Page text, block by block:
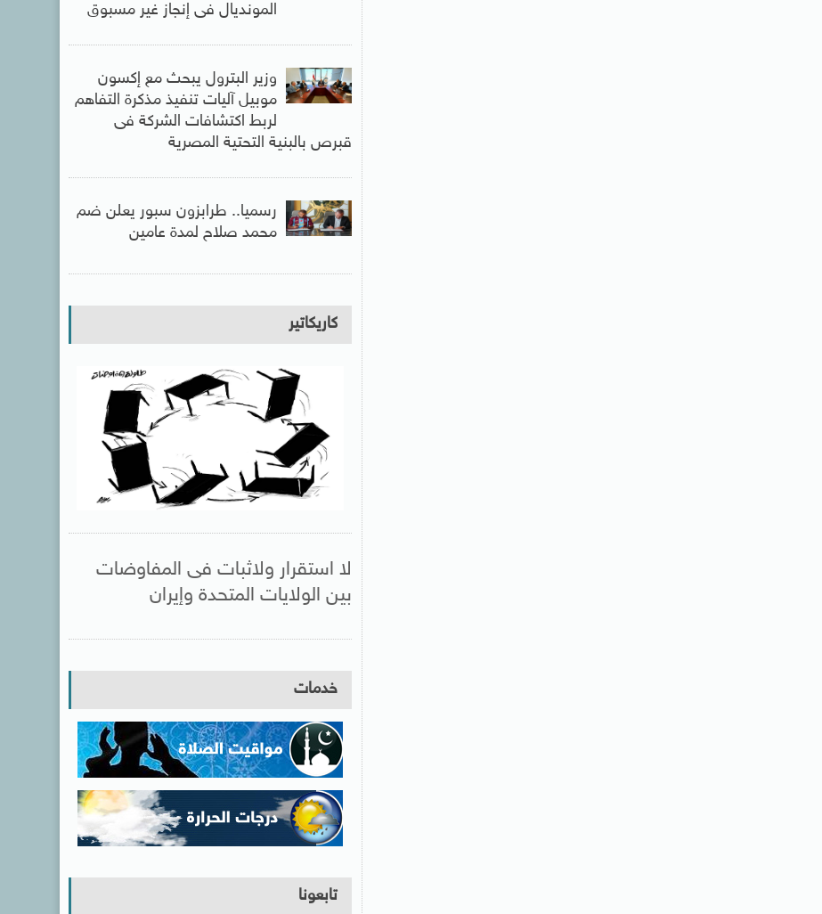
المونديال فى إنجاز غير مسبوق
وزير البترول يبحث مع إكسون
موبيل آليات تنفيذ مذكرة التفاهم
لربط اكتشافات الشركة فى
قبرص بالبنية التحتية المصرية
رسميا.. طرابزون سبور يعلن ضم
محمد صلاح لمدة عامين
كاريكاتير
لا استقرار ولاثبات فى المفاوضات
بين الولايات المتحدة وإيران
خدمات
تابعونا